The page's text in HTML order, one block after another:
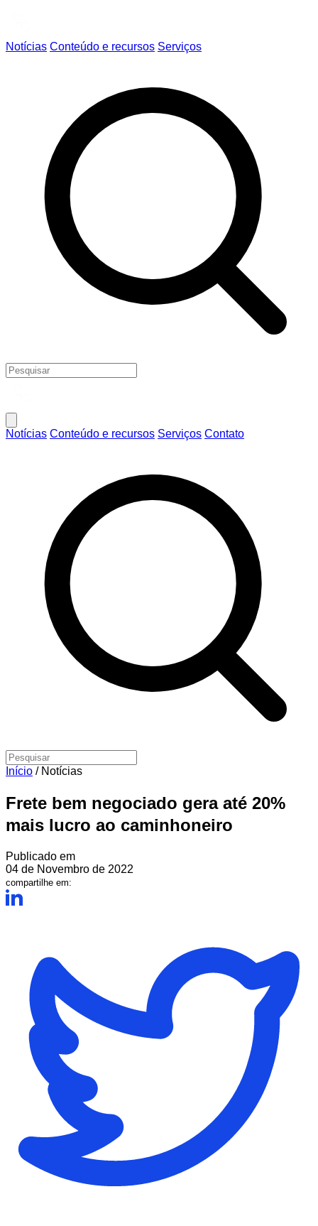
Notícias Conteúdo e recursos Serviços
Notícias Conteúdo e recursos Serviços Contato
Início / Notícias
Frete bem negociado gera até 20%
mais lucro ao caminhoneiro
Publicado em
04 de Novembro de 2022
compartilhe em: